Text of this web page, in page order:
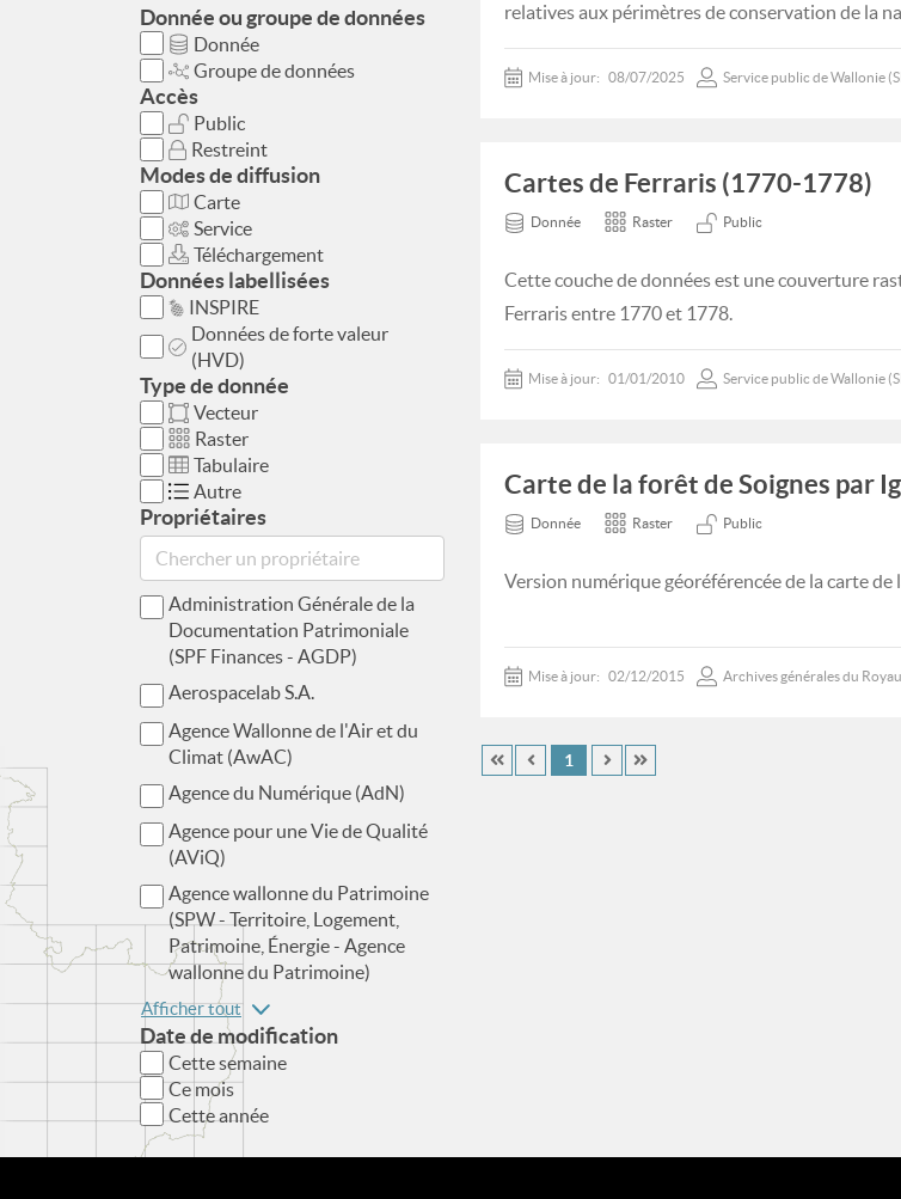
Donnée ou groupe de données
Donnée
Groupe de données
Accès
Public
Restreint
Modes de diffusion
Carte
Service
Téléchargement
Données labellisées
INSPIRE
Données de forte valeur
(HVD)
Type de donnée
Vecteur
Raster
Tabulaire
Autre
Propriétaires
Administration Générale de la
Documentation Patrimoniale
(SPF Finances - AGDP)
Aerospacelab S.A.
Agence Wallonne de l'Air et du
Climat (AwAC)
Agence du Numérique (AdN)
Agence pour une Vie de Qualité
(AViQ)
Agence wallonne du Patrimoine
(SPW - Territoire, Logement,
Patrimoine, Énergie - Agence
wallonne du Patrimoine)
Afficher tout
Date de modification
Cette semaine
Ce mois
Cette année
relatives aux périmètres de conservation de la
Mise à jour: 08/07/2025 Service public de Wallonie
Cartes de Ferraris (1770-1778)
Donnée Raster Public
Cette couche de données est une couverture
Ferraris entre 1770 et 1778.
Mise à jour: 01/01/2010 Service public de Wallonie
Carte de la forêt de Soignes par
Donnée Raster Public
Version numérique géoréférencée de la carte
Mise à jour: 02/12/2015 Archives générales du
1